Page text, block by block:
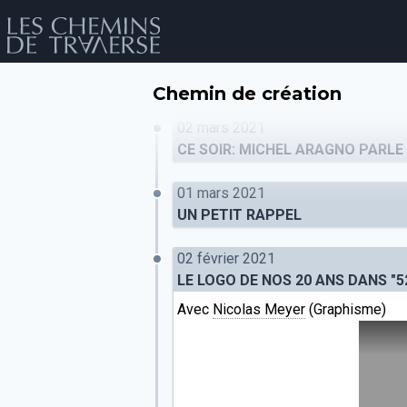
Chemin de création
02 mars 2021
CE SOIR: MICHEL ARAGNO
01 mars 2021
UN PETIT RAPPEL
02 février 2021
LE LOGO DE NOS 20 ANS DANS
Avec Nicolas Meyer (Graphisme)